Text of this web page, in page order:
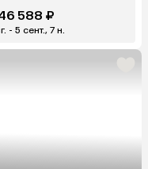
588 ₽
- 5 сент., 7 н.